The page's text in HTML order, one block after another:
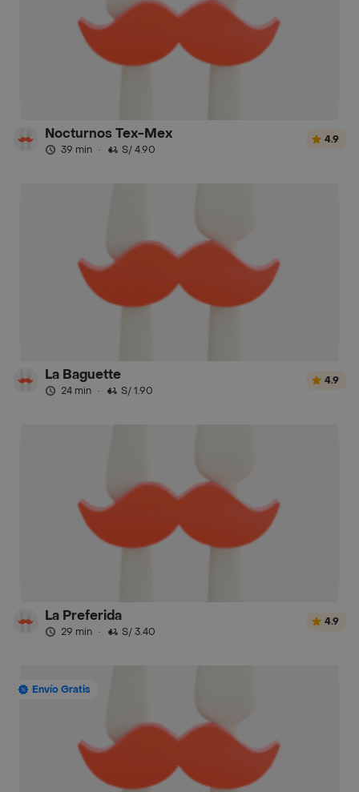
Nocturnos Tex-Mex
39 min · S/ 4.90
4.9
La Baguette
24 min · S/ 1.90
4.9
La Preferida
29 min · S/ 3.40
4.9
Envío Gratis